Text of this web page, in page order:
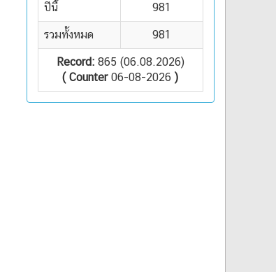
ปีนี้ 981
รวมทั้งหมด 981
Record:865 (06.08.2026)
( Counter06-08-2026 )